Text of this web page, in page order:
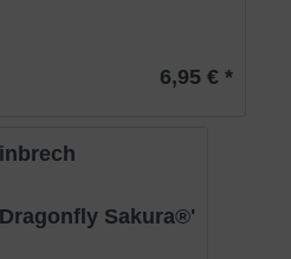
6,95 € *
Sakura®'